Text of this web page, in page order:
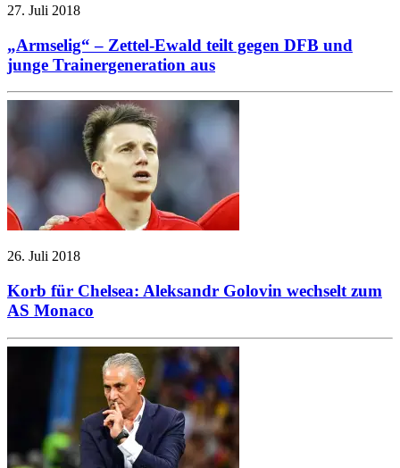
27. Juli 2018
„Armselig“ – Zettel-Ewald teilt gegen DFB und
junge Trainergeneration aus
26. Juli 2018
Korb für Chelsea: Aleksandr Golovin wechselt zum
AS Monaco